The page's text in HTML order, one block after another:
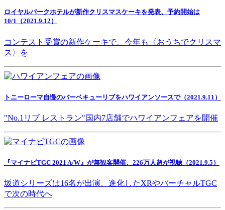
ロイヤルパークホテルが新作クリスマスケーキを発表、予約開始は
10/1（2021.9.12）
コンテスト受賞の新作ケーキで、今年も〈おうちでクリスマ
ス〉を
トニーローマ自慢のバーベキューリブをハワイアンソースで（2021.9.11）
"No.1リブ レストラン"国内7店舗でハワイアンフェアを開催
『マイナビTGC 2021 A/W』が無観客開催、226万人超が視聴（2021.9.5）
坂道シリーズは16名が出演、進化したXRやバーチャルTGC
で次の時代へ